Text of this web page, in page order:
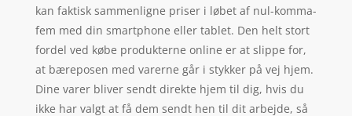
kan faktisk sammenligne priser i løbet af nul-komma-
fem med din smartphone eller tablet. Den helt stort
fordel ved købe produkterne online er at slippe for,
at bæreposen med varerne går i stykker på vej hjem.
Dine varer bliver sendt direkte hjem til dig, hvis du
ikke har valgt at få dem sendt hen til dit arbejde, så